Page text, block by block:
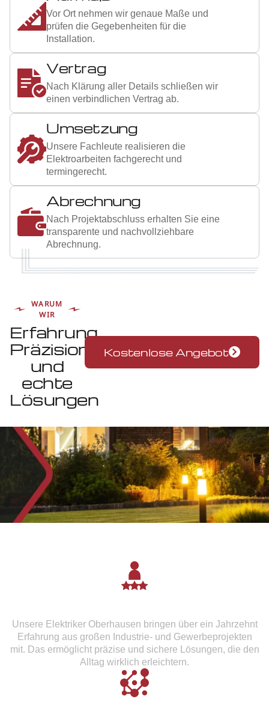
Vor Ort nehmen wir genaue Maße und
prüfen die Gegebenheiten für die
Installation.
Vertrag
Nach Klärung aller Details schließen wir
einen verbindlichen Vertrag ab.
Umsetzung
Unsere Fachleute realisieren die
Elektroarbeiten fachgerecht und
termingerecht.
Abrechnung
Nach Projektabschluss erhalten Sie eine
transparente und nachvollziehbare
Abrechnung.
WARUM
WIR
Erfahrung,
Präzision
und
echte
Lösungen
Kostenlose Angebot
Unsere Elektriker Oberhausen bringen über ein Jahrzehnt
Erfahrung aus großen Industrie- und Gewerbeprojekten
mit. Das ermöglicht präzise und sichere Lösungen, die den
Alltag wirklich erleichtern.